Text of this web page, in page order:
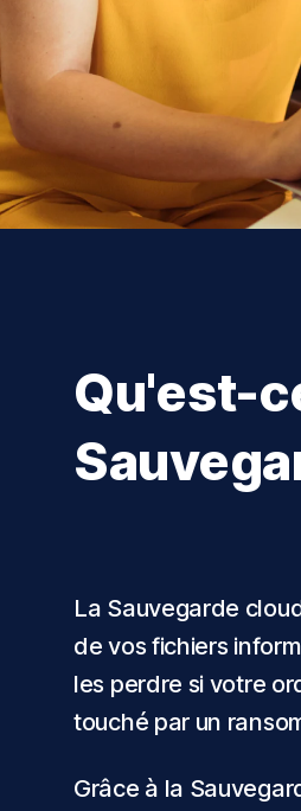
Qu'est-
La Sauvegarde
de vos fichiers
les perdre si votre
touché par un
Grâce à la